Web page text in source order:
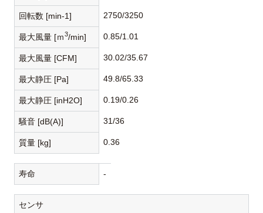
回転数 [min-1] 2750/3250
最大風量 [ｍ3/min] 0.85/1.01
最大風量 [CFM] 30.02/35.67
最大静圧 [Pa] 49.8/65.33
最大静圧 [inH2O] 0.19/0.26
騒音 [dB(A)] 31/36
質量 [kg] 0.36
寿命 -
センサ